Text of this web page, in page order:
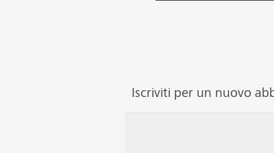
Iscriviti per un nuovo